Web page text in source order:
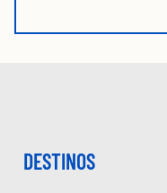
DESTINOS